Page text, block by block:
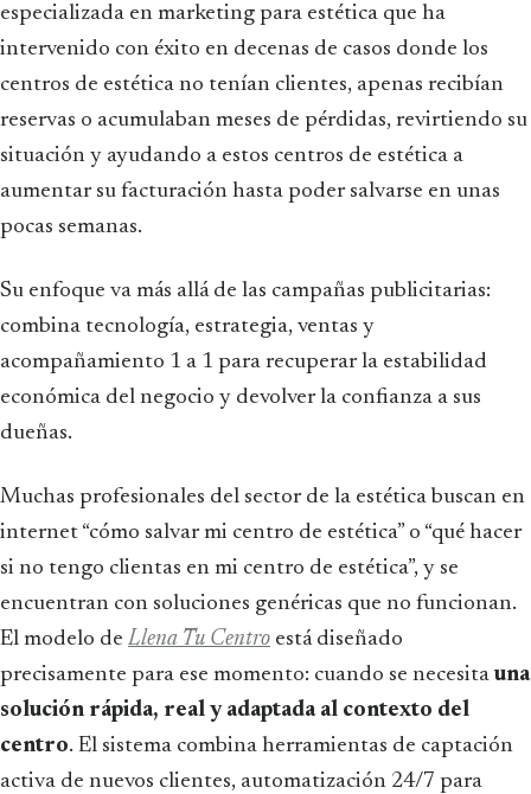
especializada en marketing para estética que ha
intervenido con éxito en decenas de casos donde los
centros de estética no tenían clientes, apenas recibían
reservas o acumulaban meses de pérdidas, revirtiendo su
situación y ayudando a estos centros de estética a
aumentar su facturación hasta poder salvarse en unas
pocas semanas.
Su enfoque va más allá de las campañas publicitarias:
combina tecnología, estrategia, ventas y
acompañamiento 1 a 1 para recuperar la estabilidad
económica del negocio y devolver la confianza a sus
dueñas.
Muchas profesionales del sector de la estética buscan en
internet “cómo salvar mi centro de estética” o “qué hacer
si no tengo clientas en mi centro de estética”, y se
encuentran con soluciones genéricas que no funcionan.
El modelo de Llena Tu Centro está diseñado
precisamente para ese momento: cuando se necesitauna
solución rápida, real y adaptada al contexto del
centro. El sistema combina herramientas de captación
activa de nuevos clientes, automatización 24/7 para